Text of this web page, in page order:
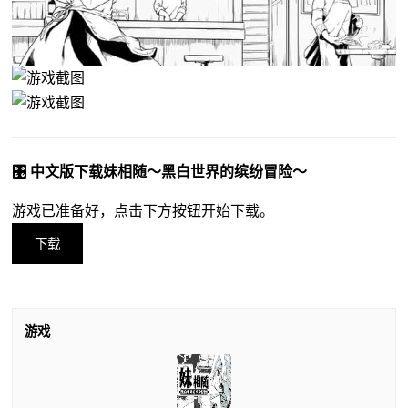
🎛️ 中文版下载妹相随～黑白世界的缤纷冒险～
游戏已准备好，点击下方按钮开始下载。
下载
游戏